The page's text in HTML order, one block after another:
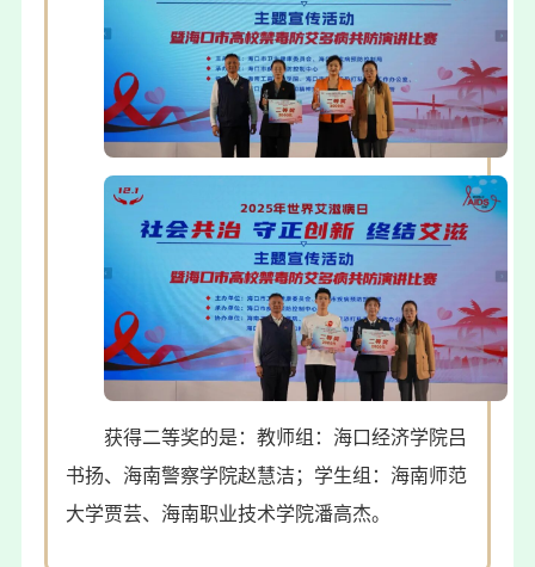
获得二等奖的是：教师组：海口经济学院吕
书扬、海南警察学院赵慧洁；学生组：海南师范
大学贾芸、海南职业技术学院潘高杰。